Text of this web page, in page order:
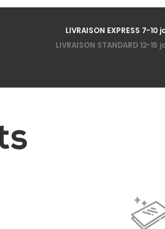
LIVRAISON EXPRESS 7-10
LIVRAISON STANDARD 12-15